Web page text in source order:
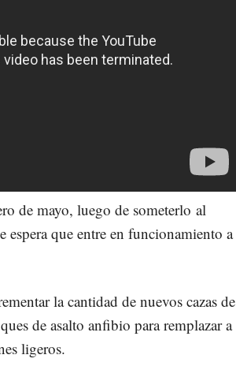
de mayo, luego de someterlo al
que entre en funcionamiento a
la cantidad de nuevos cazas de
de asalto anfibio para remplazar a
ligeros.